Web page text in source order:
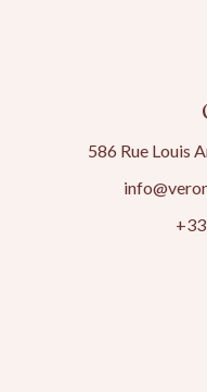
586 Rue Louis